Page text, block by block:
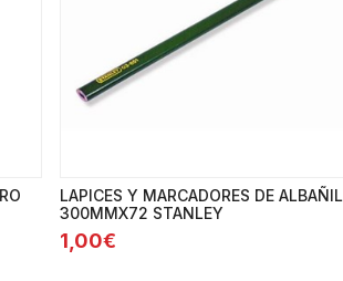
LAPICES Y MARCADORES DE ALBAÑIL
300MMX72 STANLEY
1,00€